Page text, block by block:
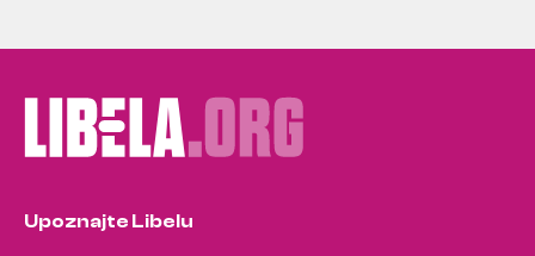
Upoznajte Libelu